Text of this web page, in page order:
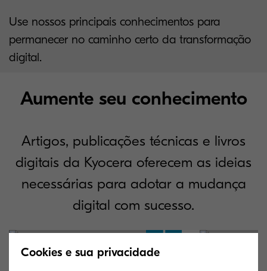
Use nossos principais conhecimentos para
permanecer no caminho certo da transformação
digital.
Aumente seu conhecimento
Artigos, publicações técnicas e livros
digitais da Kyocera oferecem as ideias
necessárias para adotar a mudança
digital com sucesso.
Cookies e sua privacidade